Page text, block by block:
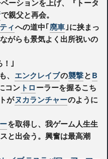
ーションを上げ、『トータ
で親父と再会。
ィへの道中｢廃車｣に挟まっ
がらも景気よく出所祝いの
｣
エンクレイブの襲撃とB
コン トローラーを握るこち
がヌカランチャーのように
を取得し、我ゲーム人生生
スと出会う。興奮は最高潮